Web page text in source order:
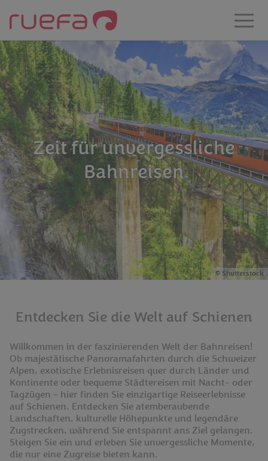
Zum Hauptinhalt springen
Shutterstock
Zeit für unvergessliche
Bahnreisen
Entdecken Sie die Welt auf Schienen
Willkommen in der faszinierenden Welt der Bahnreisen!
Ob majestätische Panoramafahrten durch die Schweizer
Alpen, exotische Erlebnisreisen quer durch Länder und
Kontinente oder bequeme Städtereisen mit Nacht- oder
Tagzügen – hier finden Sie einzigartige Reiseerlebnisse
auf Schienen. Entdecken Sie atemberaubende
Landschaften, kulturelle Höhepunkte und legendäre
Zugstrecken, während Sie entspannt ans Ziel gelangen.
Steigen Sie ein und erleben Sie unvergessliche Momente,
die nur eine Zugreise bieten kann.